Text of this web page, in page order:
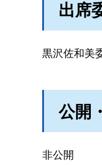
出席
黒沢佐和美
公開
非公開